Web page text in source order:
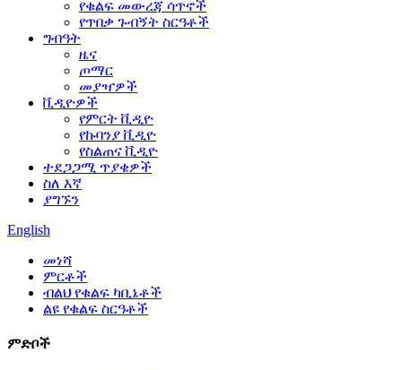
የቁልፍ መውረጃ ሳጥኖች
የጥበቃ ጉብኝት ስርዓቶች
ግብዓት
ዜና
ጦማር
መያዣዎች
ቪዲዮዎች
የምርት ቪዲዮ
የኩባንያ ቪዲዮ
የስልጠና ቪዲዮ
ተደጋጋሚ ጥያቄዎች
ስለ እኛ
ያግኙን
English
መነሻ
ምርቶች
ብልህ የቁልፍ ካቢኔቶች
ልዩ የቁልፍ ስርዓቶች
ምድቦች